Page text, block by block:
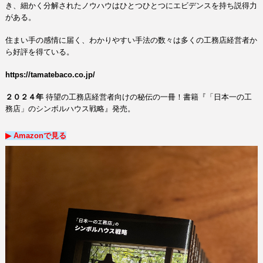
き、 細かく分解されたノウハウはひとつひとつにエビデンスを持ち説得力
がある。
住まい手の感情に届く、わかりやすい手法の数々は多くの工務店経営者か
ら好評を得ている。
https://tamatebaco.co.jp/
２０２４年 待望の工務店経営者向けの秘伝の一冊！ 書籍『「日本一の工
務店」のシンボルハウス戦略』発売。
▶︎ Amazonで見る